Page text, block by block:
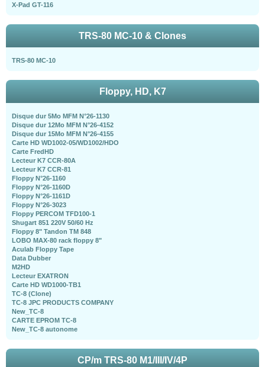
X-Pad GT-116
TRS-80 MC-10 & Clones
TRS-80 MC-10
Floppy, HD, K7
Disque dur 5Mo MFM N°26-1130
Disque dur 12Mo MFM N°26-4152
Disque dur 15Mo MFM N°26-4155
Carte HD WD1002-05/WD1002/HDO
Carte FredHD
Lecteur K7 CCR-80A
Lecteur K7 CCR-81
Floppy N°26-1160
Floppy N°26-1160D
Floppy N°26-1161D
Floppy N°26-3023
Floppy PERCOM TFD100-1
Shugart 851 220V 50/60 Hz
Floppy 8" Tandon TM 848
LOBO MAX-80 rack floppy 8"
Aculab Floppy Tape
Data Dubber
M2HD
Lecteur EXATRON
Carte HD WD1000-TB1
TC-8 (Clone)
TC-8 JPC PRODUCTS COMPANY
New_TC-8
CARTE EPROM TC-8
New_TC-8 autonome
CP/m TRS-80 M1/III/IV/4P